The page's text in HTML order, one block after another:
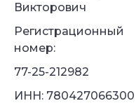
Викторович
Регистрационный
номер:
77-25-212982
ИНН: 780427066300